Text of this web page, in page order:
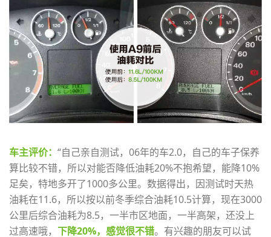
车主评价： “自己亲自测试，06年的车2.0，自己的车子保养
算比较不错，所以对能否降低油耗20%不抱希望，能降10%
足矣，特地多开了1000多公里。数据得出，因测试时天热
油耗在11.6，所以按以前冬季综合油耗10.5计算，现在3000
公里后综合油耗为8.5，一半市区地面，一半高架，还没上
过高速哦， 下降20%，感觉很不错。有兴趣的朋友可以试